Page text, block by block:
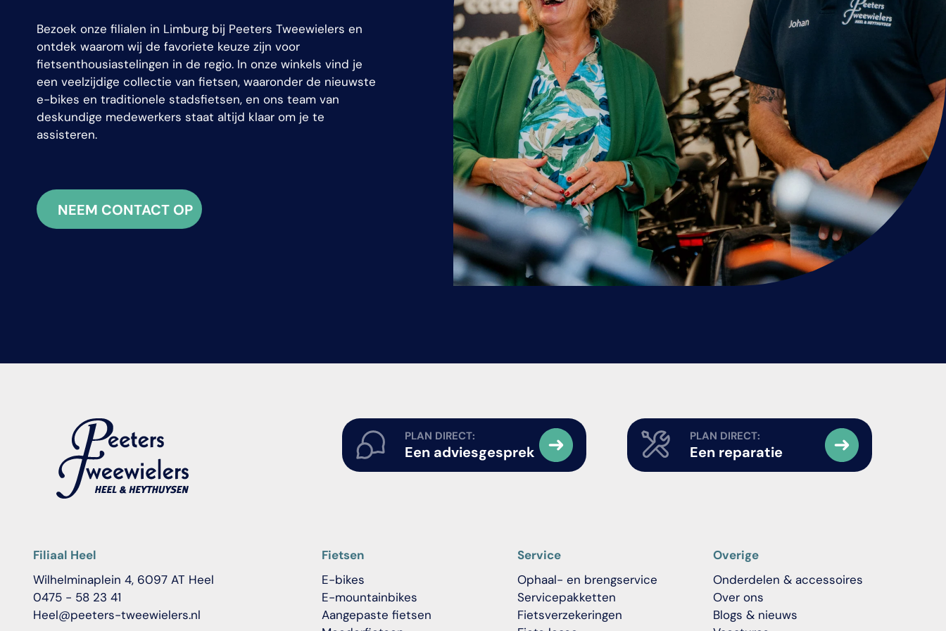
Bezoek onze filialen in Limburg bij Peeters Tweewielers en
ontdek waarom wij de favoriete keuze zijn voor
fietsenthousiastelingen in de regio. In onze winkels vind je
een veelzijdige collectie van fietsen, waaronder de nieuwste
e-bikes en traditionele stadsfietsen, en ons team van
deskundige medewerkers staat altijd klaar om je te
assisteren.
NEEM CONTACT OP
PLAN DIRECT:
Een adviesgesprek
PLAN DIRECT:
Een reparatie
Filiaal Heel
Wilhelminaplein 4, 6097 AT Heel
0475 - 58 23 41
Heel@peeters-tweewielers.nl
Fietsen
E-bikes
E-mountainbikes
Aangepaste fietsen
Service
Ophaal- en brengservice
Servicepakketten
Fietsverzekeringen
Overige
Onderdelen & accessoires
Over ons
Blogs & nieuws